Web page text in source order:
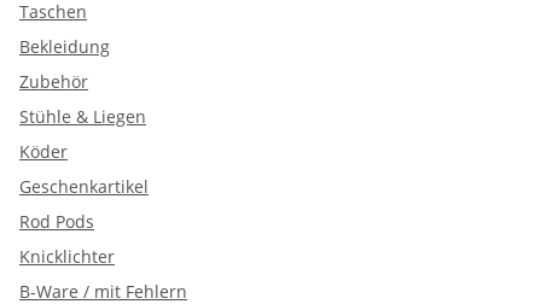
Taschen
Bekleidung
Zubehör
Stühle & Liegen
Köder
Geschenkartikel
Rod Pods
Knicklichter
B-Ware / mit Fehlern